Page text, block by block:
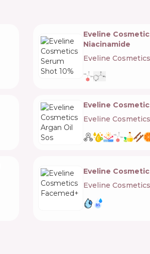
Eveline
Niacinamide
Eveline Cosmetics
Eveline
Eveline Cosmetics
Eveline
Eveline Cosmetics